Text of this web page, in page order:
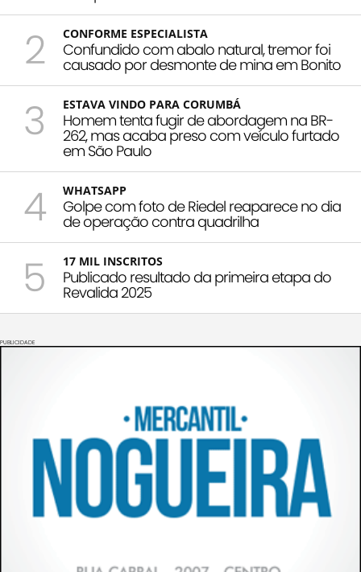
2 CONFORME ESPECIALISTA
Confundido com abalo natural, tremor foi
causado por desmonte de mina em Bonito
3 ESTAVA VINDO PARA CORUMBÁ
Homem tenta fugir de abordagem na BR-
262, mas acaba preso com veículo furtado
em São Paulo
4 WHATSAPP
Golpe com foto de Riedel reaparece no dia
de operação contra quadrilha
5 17 MIL INSCRITOS
Publicado resultado da primeira etapa do
Revalida 2025
PUBLICIDADE